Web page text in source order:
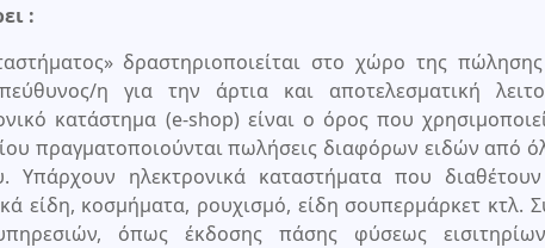
:
δραστηριοποιείται στο χώρο της
η για την άρτια και αποτελεσματική
κατάστημα (e-shop) είναι ο όρος που
πραγματοποιούνται πωλήσεις διαφόρων ειδών από
Υπάρχουν ηλεκτρονικά καταστήματα που διαθέτουν
είδη, κοσμήματα, ρουχισμό, είδη σουπερμάρκετ κτλ.
όπως έκδοσης πάσης φύσεως